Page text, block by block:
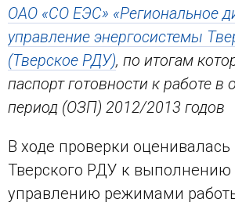
ОАО «СО ЕЭС» «Региональное
управление энергосистемы
(Тверское РДУ), по итогам
паспорт готовности к работе в
период (ОЗП) 2012/2013 годов
В ходе проверки оценивалась
Тверского РДУ к
управлению режимами